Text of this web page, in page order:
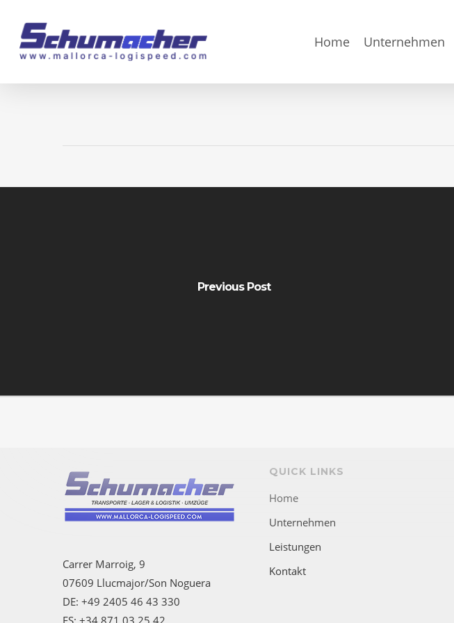
main
Home Unternehmen
Previous Post
Carrer Marroig, 9
07609 Llucmajor/Son Noguera
DE: +49 2405 46 43 330
ES: +34 871 03 25 42
QUICK LINKS
Home
Unternehmen
Leistungen
Kontakt